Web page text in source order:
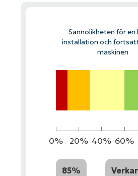
Sannolikheten för en
installation och
maskinen
0% 20% 40% 60%
85%